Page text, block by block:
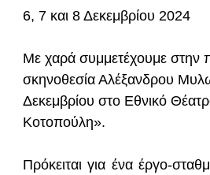
6, 7 και 8 Δεκεμβρίου 2024
Με χαρά συμμετέχουμε στην
σκηνοθεσία Αλέξανδρου
Δεκεμβρίου στο Εθνικό
Κοτοπούλη».
Πρόκειται για ένα έργο-